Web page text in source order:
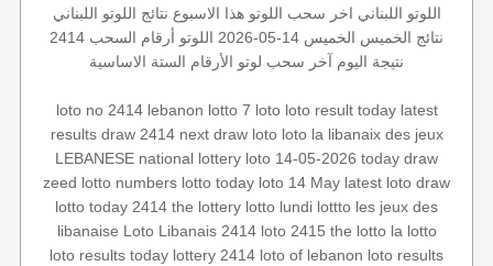
اللوتو اللبناني اخر سحب اللوتو هذا الاسبوع نتائج اللوتو اللبناني
نتائج الخميس الخميس 14-05-2026
اللوتو أرقام السحب 2414
نتيجة اليوم آخر سحب لوتو الأرقام الستة الاساسية
loto no 2414 lebanon lotto 7 loto loto result today latest
results draw 2414 next draw loto loto la libanaix des jeux
LEBANESE national lottery loto 14-05-2026 today draw
zeed lotto numbers lotto today loto 14 May latest loto draw
lotto today 2414 the lottery lotto lundi lottto les jeux des
libanaise Loto Libanais 2414 loto 2415 the lotto la lotto
loto results today lottery 2414 loto of lebanon loto results